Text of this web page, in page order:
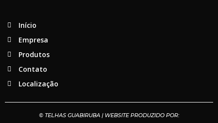
Início
Empresa
Produtos
Contato
Localização
© TELHAS GUABIRUBA | WEBSITE PRODUZIDO POR: